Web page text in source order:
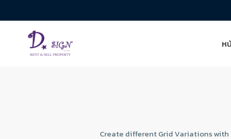
ห
Create different Grid Variations with